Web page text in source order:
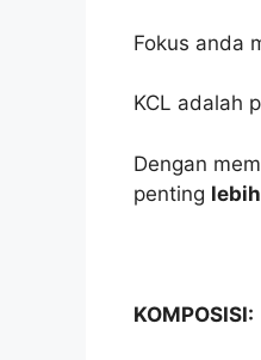
Fokus anda
KCL adalah
Dengan
penting
KOMPOSISI: